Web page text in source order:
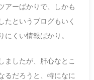
アーばかりで、しかも
たというブログもいく
くい情報ばかり。
ましたが、肝心なとこ
るだろうと、特になに